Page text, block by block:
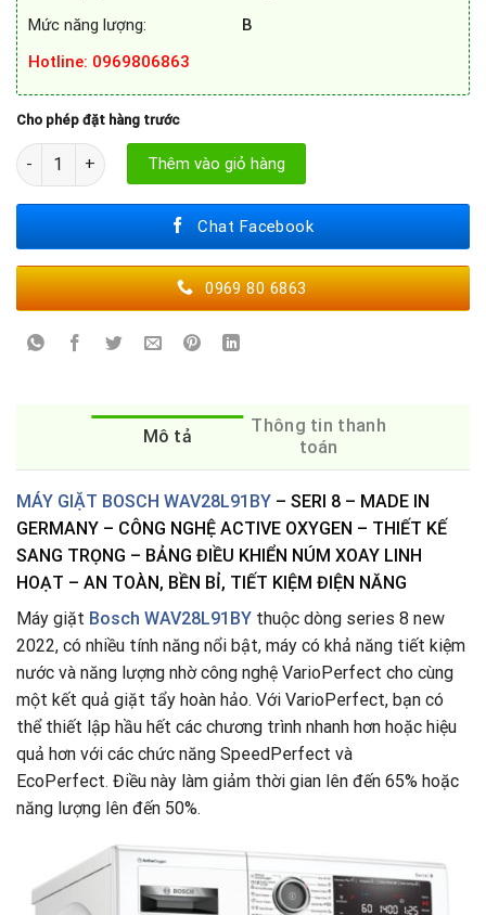
Mức năng lượng:
B
Hotline: 0969806863
Cho phép đặt hàng trước
MÁY GIẶT BOSCH WAV28L91BY số lượng
Thêm vào giỏ hàng
Chat Facebook
0969 80 6863
Mô tả
Thông tin thanh
toán
MÁY GIẶT BOSCH WAV28L91BY – SERI 8 – MADE IN
GERMANY – CÔNG NGHỆ ACTIVE OXYGEN – THIẾT KẾ
SANG TRỌNG – BẢNG ĐIỀU KHIỂN NÚM XOAY LINH
HOẠT – AN TOÀN, BỀN BỈ, TIẾT KIỆM ĐIỆN NĂNG
Máy giặt Bosch WAV28L91BY thuộc dòng series 8 new
2022, có nhiều tính năng nổi bật, máy có khả năng tiết kiệm
nước và năng lượng nhờ công nghệ VarioPerfect cho cùng
một kết quả giặt tẩy hoàn hảo. Với VarioPerfect, bạn có
thể thiết lập hầu hết các chương trình nhanh hơn hoặc hiệu
quả hơn với các chức năng SpeedPerfect và
EcoPerfect. Điều này làm giảm thời gian lên đến 65% hoặc
năng lượng lên đến 50%.